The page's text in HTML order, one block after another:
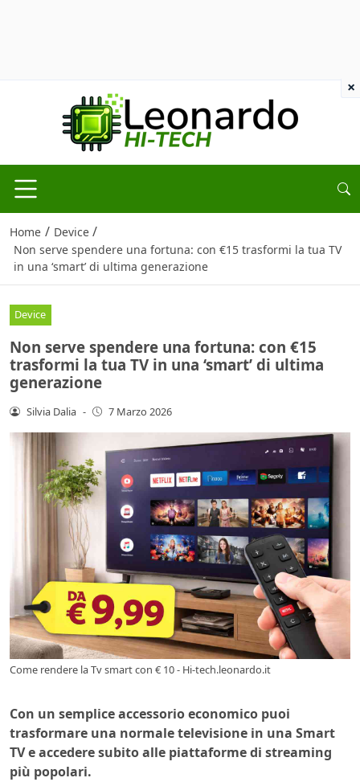
Home / Device /
Non serve spendere una fortuna: con €15 trasformi la tua TV
in una ‘smart’ di ultima generazione
Device
Non serve spendere una fortuna: con €15
trasformi la tua TV in una ‘smart’ di ultima
generazione
Silvia Dalia - 7 Marzo 2026
Come rendere la Tv smart con € 10 - Hi-tech.leonardo.it
Con un semplice accessorio economico puoi
trasformare una normale televisione in una Smart
TV e accedere subito alle piattaforme di streaming
più popolari.
×